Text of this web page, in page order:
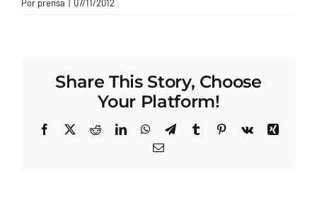
Por prensa | 07/11/2012
Share This Story, Choose
Your Platform!
Facebook
X RedditLinkedInWhatsApp
TelegramTumblrPinterest
Vk
Xing
Correo